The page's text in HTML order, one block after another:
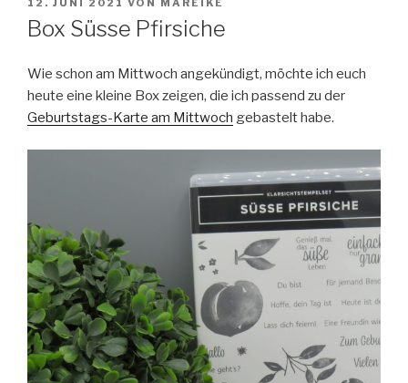
AM
12. JUNI 2021 VON MAREIKE
Box Süsse Pfirsiche
Wie schon am Mittwoch angekündigt, möchte ich euch
heute eine kleine Box zeigen, die ich passend zu der
Geburtstags-Karte am Mittwoch gebastelt habe.